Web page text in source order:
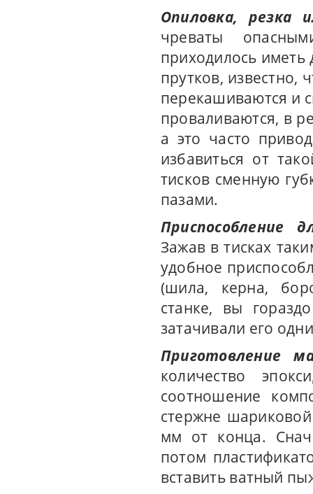
Опиловка, резка
чреваты
приходилось иметь
прутков, известно,
перекашиваются и
проваливаются, в
а это часто
избавиться от
тисков сменную
пазами.
Приспособление
Зажав в тисках
удобное
(шила, керна,
станке, вы
затачивали его
Приготовление
количество
соотношение
стержне
мм от конца.
потом
вставить ватный